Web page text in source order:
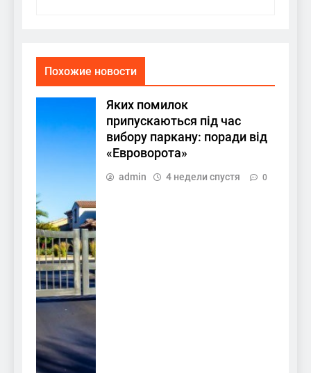
Похожие новости
Яких помилок
припускаються під час
вибору паркану: поради від
«Евроворота»
admin 4 недели спустя 0